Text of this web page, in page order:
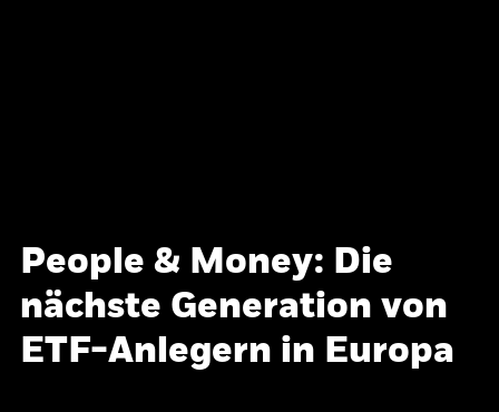
People & Money: Die
nächste Generation von
ETF-Anlegern in Europa